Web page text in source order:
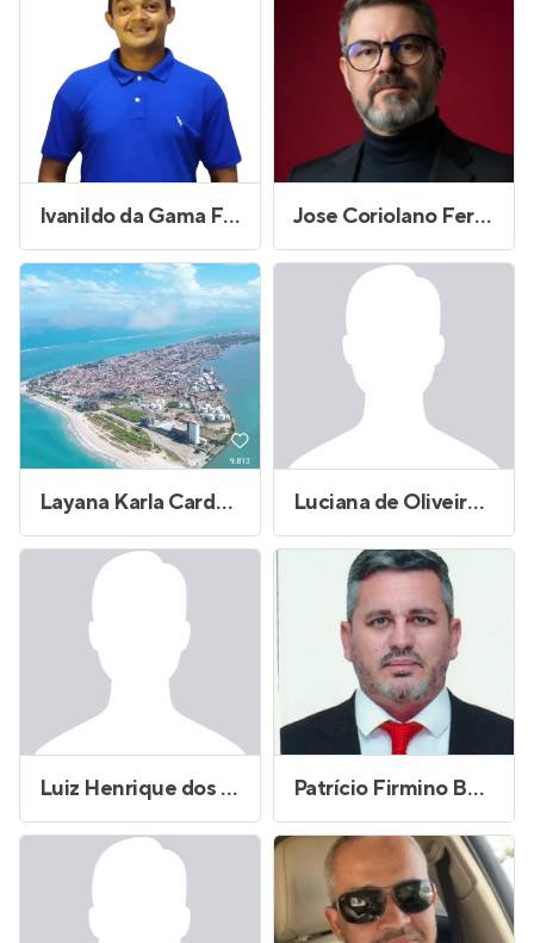
Ivanildo da Gama Felix Jose Coriolano Fernandes Junior
Layana Karla Cardoso Sobral Oliveira Luciana de Oliveira Rodrigues
Luiz Henrique dos Santos Marques Patrício Firmino Bastos Neto